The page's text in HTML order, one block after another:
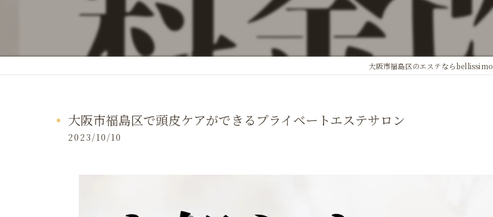
大阪市福島区のエステならbellissimo
大阪市福島区で頭皮ケアができるプライベートエステサロン
2023/10/10